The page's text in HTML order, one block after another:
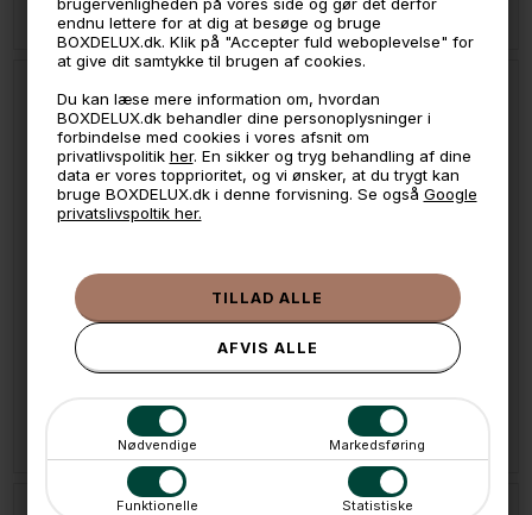
endnu lettere for at dig at besøge og bruge
BOXDELUX.dk. Klik på "Accepter fuld weboplevelse" for
at give dit samtykke til brugen af cookies.
Du kan læse mere information om, hvordan
BOXDELUX.dk behandler dine personoplysninger i
forbindelse med cookies i vores afsnit om
privatlivspolitik her. En sikker og tryg behandling af dine
data er vores topprioritet, og vi ønsker, at du trygt kan
bruge BOXDELUX.dk i denne forvisning. Se også Google
privatslivspoltik her.
Nødvendige Markedsføring
Funktionelle Statistiske
På lager
LÆG I KURVEN
På lager
LÆG I KURVEN